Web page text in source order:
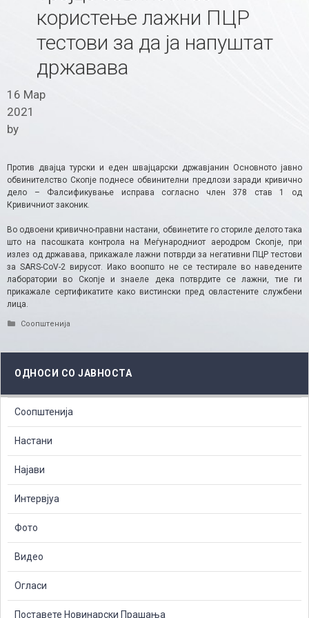
користење лажни ПЦР
тестови за да ја напуштат
државава
16 Мар
2021
by
Против двајца турски и еден швајцарски државјанин Основното јавно
обвинителство Скопје поднесе обвинителни предлози заради кривично
дело – Фалсификување исправа согласно член 378 став 1 од
Кривичниот законик.
Во одвоени кривично-правни настани, обвинетите го сториле делото така
што на пасошката контрола на Меѓународниот аеродром Скопје, при
излез од државава, прикажале лажни потврди за негативни ПЦР тестови
за SARS-CoV-2 вирусот. Иако воопшто не се тестирале во наведените
лаборатории во Скопје и знаеле дека потврдите се лажни, тие ги
прикажале сертификатите како вистински пред овластените службени
лица.​
Categories
Соопштенија
ОДНОСИ СО ЈАВНОСТА
Соопштенија
Настани
Најави
Интервјуа
Фото
Видео
Огласи
Поставете Новинарски Прашања